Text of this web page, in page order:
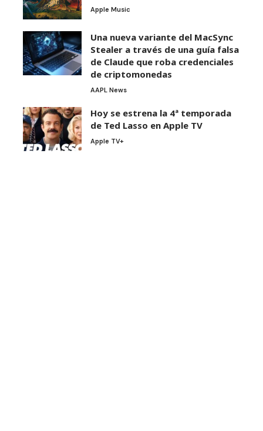
Apple Music
Una nueva variante del MacSync
Stealer a través de una guía falsa
de Claude que roba credenciales
de criptomonedas
AAPL News
Hoy se estrena la 4ª temporada
de Ted Lasso en Apple TV
Apple TV+